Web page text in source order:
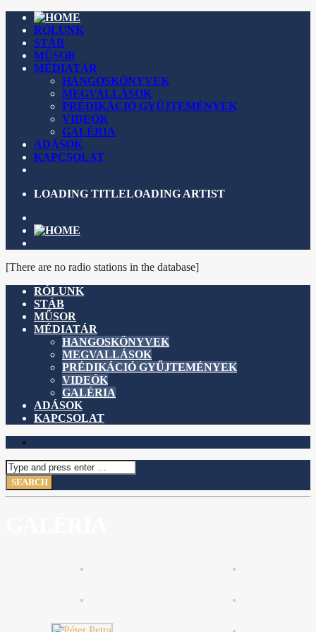
RÓLUNK
STÁB
MŰSOR
MÉDIATÁR
HANGOSKÖNYVEK
MEGVALLÁSOK
PRÉDIKÁCIÓ GYŰJTEMÉNYEK
VIDEÓK
GALÉRIA
ADÁSOK
KAPCSOLAT
LOADING TITLELOADING ARTIST
[There are no radio stations in the database]
RÓLUNK
STÁB
MŰSOR
MÉDIATÁR
HANGOSKÖNYVEK
MEGVALLÁSOK
PRÉDIKÁCIÓ GYŰJTEMÉNYEK
VIDEÓK
GALÉRIA
ADÁSOK
KAPCSOLAT